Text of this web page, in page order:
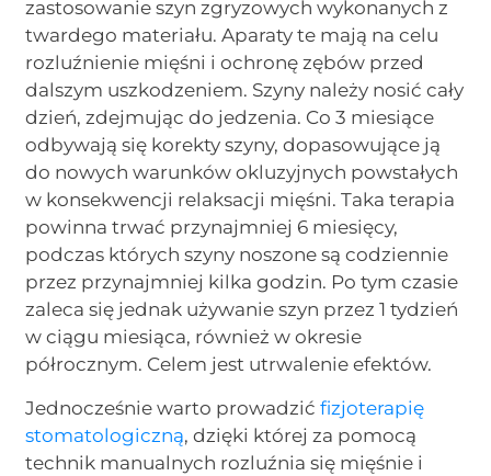
zastosowanie szyn zgryzowych wykonanych z
twardego materiału. Aparaty te mają na celu
rozluźnienie mięśni i ochronę zębów przed
dalszym uszkodzeniem. Szyny należy nosić cały
dzień, zdejmując do jedzenia. Co 3 miesiące
odbywają się korekty szyny, dopasowujące ją
do nowych warunków okluzyjnych powstałych
w konsekwencji relaksacji mięśni. Taka terapia
powinna trwać przynajmniej 6 miesięcy,
podczas których szyny noszone są codziennie
przez przynajmniej kilka godzin. Po tym czasie
zaleca się jednak używanie szyn przez 1 tydzień
w ciągu miesiąca, również w okresie
półrocznym. Celem jest utrwalenie efektów.
Jednocześnie warto prowadzićfizjoterapię
stomatologiczną, dzięki której za pomocą
technik manualnych rozluźnia się mięśnie i